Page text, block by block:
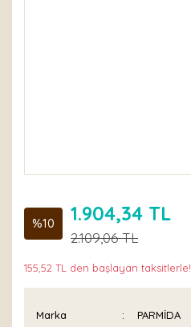
%10 1.904,34 TL
2.109,06 TL
155,52 TL den başlayan taksitlerle!
Marka PARMİDA